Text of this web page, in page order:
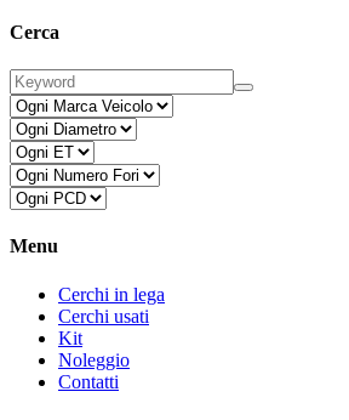
Cerca
Menu
Cerchi in lega
Cerchi usati
Kit
Noleggio
Contatti